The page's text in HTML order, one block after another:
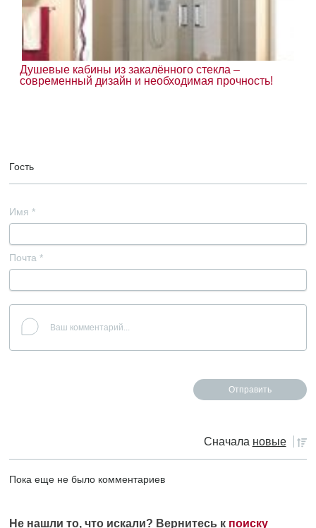
Душевые кабины из закалённого стекла –
современный дизайн и необходимая прочность!
Гость
Имя *
Почта *
Сначала новые
Пока еще не было комментариев
Не нашли то, что искали? Вернитесь к поиску